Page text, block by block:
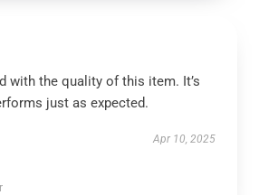
with the quality of this item. It’s
just as expected.
Apr 10, 2025